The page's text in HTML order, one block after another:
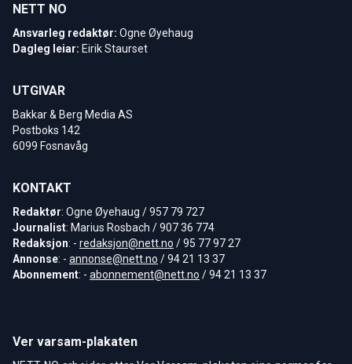
NETT NO
Ansvarleg redaktør: Ogne Øyehaug
Dagleg leiar: Eirik Staurset
UTGIVAR
Bakkar & Berg Media AS
Postboks 142
6099 Fosnavåg
KONTAKT
Redaktør: Ogne Øyehaug / 957 79 727
Journalist: Marius Rosbach / 907 36 774
Redaksjon: - redaksjon@nett.no / 95 77 97 27
Annonse: - annonse@nett.no / 94 21 13 37
Abonnement: - abonnement@nett.no / 94 21 13 37
Ver varsam-plakaten